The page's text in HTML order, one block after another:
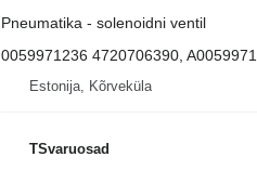
Pneumatika - solenoidni ventil
0059971236 4720706390,
Estonija, Kõrveküla
TSvaruosad